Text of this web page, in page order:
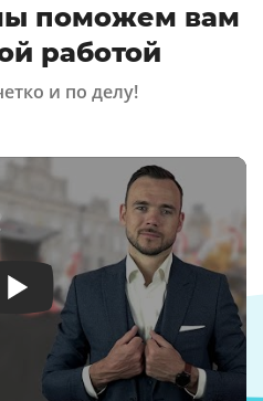
поможем вам
работой
и по делу!